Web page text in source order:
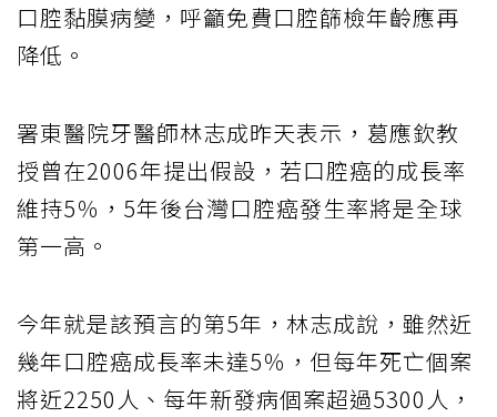
口腔黏膜病變，呼籲免費口腔篩檢年齡應再
降低。
署東醫院牙醫師林志成昨天表示，葛應欽教
授曾在2006年提出假設，若口腔癌的成長率
維持5％，5年後台灣口腔癌發生率將是全球
第一高。
今年就是該預言的第5年，林志成說，雖然近
幾年口腔癌成長率未達5％，但每年死亡個案
將近2250人、每年新發病個案超過5300人，